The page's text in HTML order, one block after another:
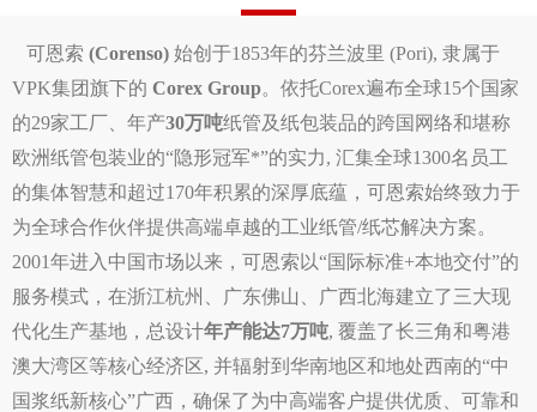
可恩索 (Corenso) 始创于1853年的芬兰波里 (Pori), 隶属于
VPK集团旗下的 Corex Group。依托Corex遍布全球15个国家
的29家工厂、年产30万吨纸管及纸包装品的跨国网络和堪称
欧洲纸管包装业的“隐形冠军*”的实力, 汇集全球1300名员工
的集体智慧和超过170年积累的深厚底蕴，可恩索始终致力于
为全球合作伙伴提供高端卓越的工业纸管/纸芯解决方案。
2001年进入中国市场以来，可恩索以“国际标准+本地交付”的
服务模式，在浙江杭州、广东佛山、广西北海建立了三大现
代化生产基地，总设计年产能达7万吨, 覆盖了长三角和粤港
澳大湾区等核心经济区, 并辐射到华南地区和地处西南的“中
国浆纸新核心”广西，确保了为中高端客户提供优质、可靠和